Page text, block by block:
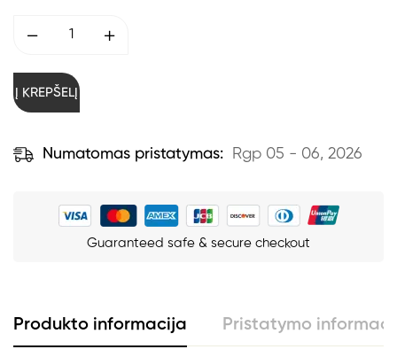
Į KREPŠELĮ
Numatomas pristatymas: Rgp 05 - 06, 2026
Guaranteed safe & secure checkout
Produkto informacija Pristatymo